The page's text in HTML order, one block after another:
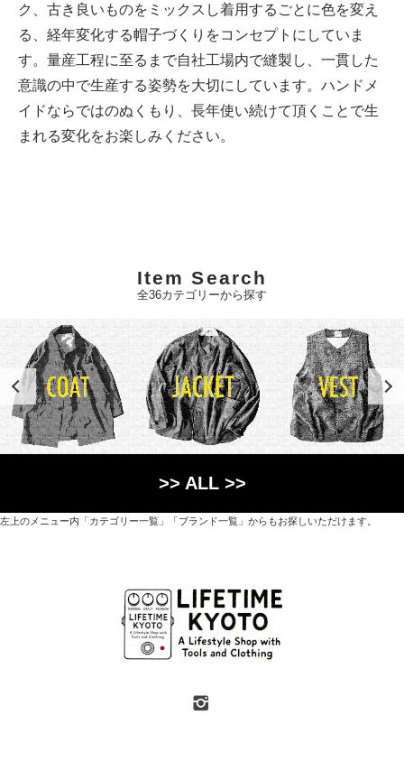
ク、古き良いものをミックスし着用するごとに色を変え
る、経年変化する帽子づくりをコンセプトにしていま
す。量産工程に至るまで自社工場内で縫製し、一貫した
意識の中で生産する姿勢を大切にしています。ハンドメ
イドならではのぬくもり、長年使い続けて頂くことで生
まれる変化をお楽しみください。
Item Search
全36カテゴリーから探す
>> ALL >>
左上のメニュー内「カテゴリー一覧」「ブランド一覧」からもお探しいただけます。
オリジナルを含むファッションアイテムが中心の
京都・紫野にあるライフスタイルショップです。
京都府京都市北区紫野上築山町21（1階と2階）
定休日 / 水・日曜